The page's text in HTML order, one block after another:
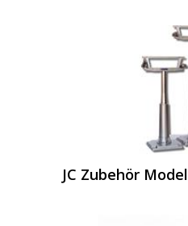
JC Zubehör